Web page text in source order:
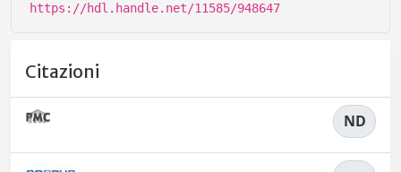
https://hdl.handle.net/11585/948647
Citazioni
ND